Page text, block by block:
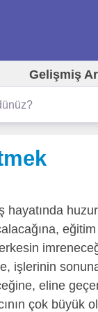
Gelişmiş
hayatında
işlerinin
eline
çok büyük